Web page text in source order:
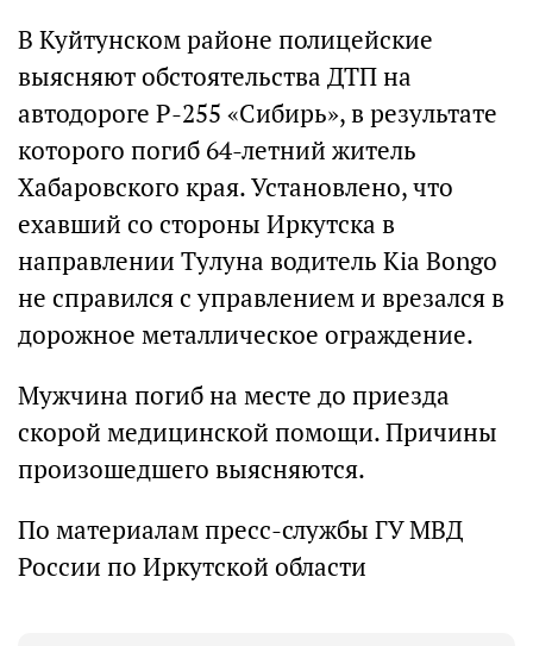
В Куйтунском районе полицейские
выясняют обстоятельства ДТП на
автодороге Р-255 «Сибирь», в результате
которого погиб 64-летний житель
Хабаровского края. Установлено, что
ехавший со стороны Иркутска в
направлении Тулуна водитель Kia Bongo
не справился с управлением и врезался в
дорожное металлическое ограждение.
Мужчина погиб на месте до приезда
скорой медицинской помощи. Причины
произошедшего выясняются.
По материалам пресс-службы ГУ МВД
России по Иркутской области